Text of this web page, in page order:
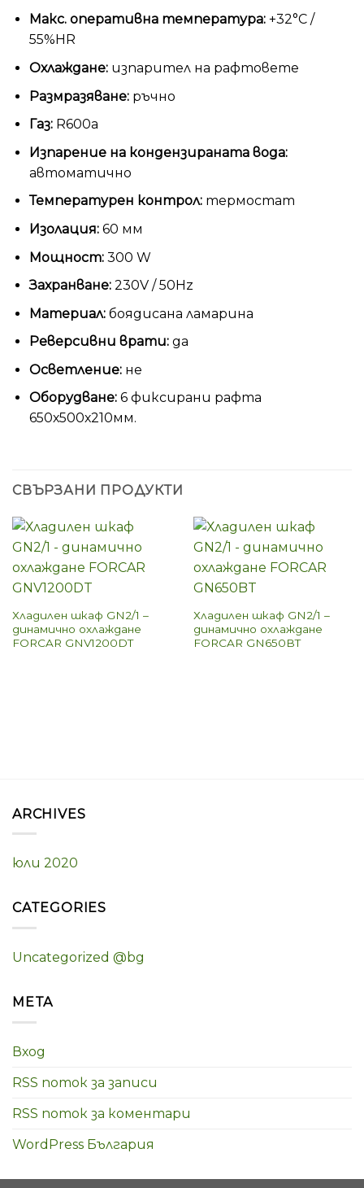
Макс. оперативна температура: +32°С /
55%HR
Охлаждане:изпарител на рафтовете
Размразяване:ръчно
Газ:R600a
Изпарение на кондензираната вода:
автоматично
Температурен контрол:термостат
Изолация:60 мм
Мощност:300 W
Захранване:230V / 50Hz
Материал:боядисана ламарина
Реверсивни врати:да
Осветление:не
Оборудване:6 фиксирани рафта
650х500х210мм.
СВЪРЗАНИ ПРОДУКТИ
Хладилен шкаф GN2/1 –
динамично охлаждане
FORCAR GNV1200DT
Хладилен шкаф GN2/1 –
динамично охлаждане
FORCAR GN650BT
ARCHIVES
юли 2020
CATEGORIES
Uncategorized @bg
META
Вход
RSS поток за записи
RSS поток за коментари
WordPress България